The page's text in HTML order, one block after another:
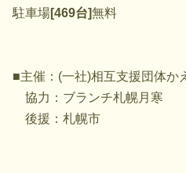
駐車場[469台]無料
■主催：(一社)相互支援団体か
協力：ブランチ札幌月寒
後援：札幌市